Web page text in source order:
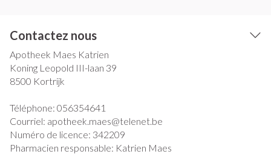
Contactez nous
Apotheek Maes Katrien
Koning Leopold III-laan 39
8500 Kortrijk
Téléphone: 056354641
Courriel: apotheek.maes@telenet.be
Numéro de licence: 342209
Pharmacien responsable: Katrien Maes